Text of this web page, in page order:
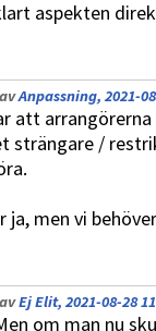
aspekten
Anpassning, 2021-
att
strängare /
ja, men vi
Ej Elit, 2021-08-28
om man nu